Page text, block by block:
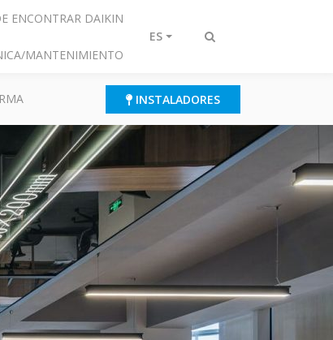
Alternar
ENCONTRAR DAIKIN
MANTENIMIENTO
ES
INSTALADORES